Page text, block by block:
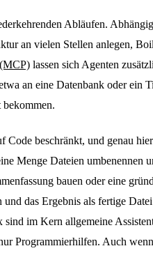
Abläufen.
an vielen Stellen anlegen,
lassen sich Agenten
an eine Datenbank oder ein
Code beschränkt, und genau
Menge Dateien umbenennen
bauen oder eine
das Ergebnis als fertige
sind im Kern allgemeine
Programmierhilfen. Auch